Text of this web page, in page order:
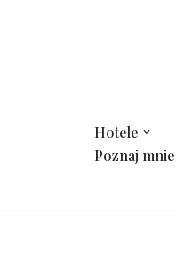
Hotele
Poznaj mnie